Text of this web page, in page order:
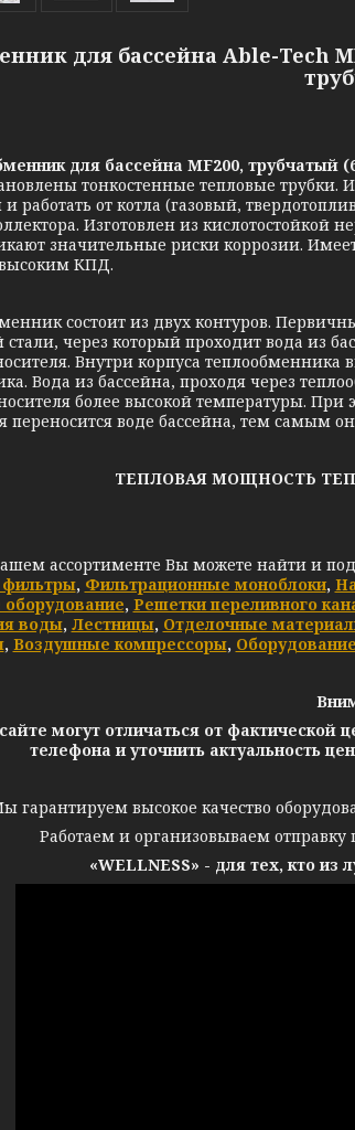
для бассейна Able-Tech
для бассейна MF200, трубчатый
тонкостенные тепловые трубки.
работать от котла (газовый,
Изготовлен из кислотостойкой
значительные риски коррозии.
КПД.
состоит из двух контуров.
через который проходит вода из
Внутри корпуса теплообменника
Вода из бассейна, проходя через
более высокой температуры.
переносится воде бассейна, тем самым
ТЕПЛОВАЯ МОЩНОСТЬ
ассортименте Вы можете найти и
, Фильтрационные моноблоки,
оборудование, Решетки переливного
воды, Лестницы, Отделочные
, Воздушные компрессоры,
могут отличаться от фактической
телефона и уточнить актуальность
гарантируем высокое качество
Работаем и организовываем отправку
«WELLNESS» - для тех, кто